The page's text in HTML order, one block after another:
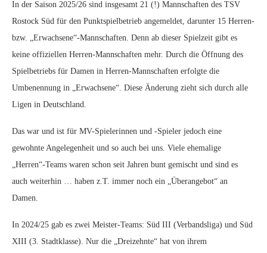
In der Saison 2025/26 sind insgesamt 21 (!) Mannschaften des TSV
Rostock Süd für den Punktspielbetrieb angemeldet, darunter 15 Herren-
bzw. „Erwachsene“-Mannschaften. Denn ab dieser Spielzeit gibt es
keine offiziellen Herren-Mannschaften mehr. Durch die Öffnung des
Spielbetriebs für Damen in Herren-Mannschaften erfolgte die
Umbenennung in „Erwachsene“. Diese Änderung zieht sich durch alle
Ligen in Deutschland.
Das war und ist für MV-Spielerinnen und -Spieler jedoch eine
gewohnte Angelegenheit und so auch bei uns. Viele ehemalige
„Herren“-Teams waren schon seit Jahren bunt gemischt und sind es
auch weiterhin … haben z.T. immer noch ein „Überangebot“ an
Damen.
In 2024/25 gab es zwei Meister-Teams: Süd III (Verbandsliga) und Süd
XIII (3. Stadtklasse). Nur die „Dreizehnte“ hat von ihrem